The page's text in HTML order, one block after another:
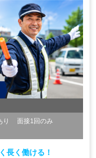
面接1回のみ
なく長く働ける！